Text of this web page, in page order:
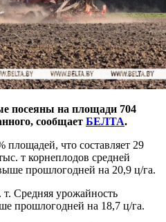
посеяны на площади 704
сообщает БЕЛТА.
площадей, что составляет 29
т корнеплодов средней
прошлогодней на 20,9 ц/га.
Средняя урожайность
прошлогодней на 18,7 ц/га.